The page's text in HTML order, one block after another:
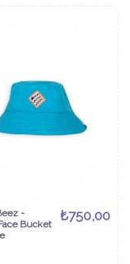
-
Bucket
₺750,00